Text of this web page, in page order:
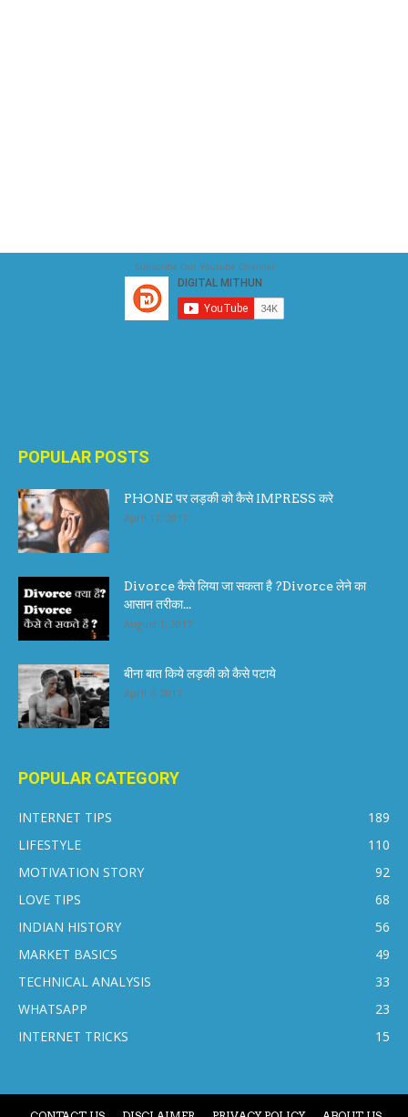
Subscribe Our Youtube Channel
POPULAR POSTS
PHONE पर लड़की को कैसे IMPRESS करे
April 17, 2017
Divorce कैसे लिया जा सकता है ?Divorce लेने का
आसान तरीका...
August 1, 2017
बीना बात किये लड़की को कैसे पटाये
April 6, 2017
POPULAR CATEGORY
INTERNET TIPS
189
LIFESTYLE
110
MOTIVATION STORY
92
LOVE TIPS
68
INDIAN HISTORY
56
MARKET BASICS
49
TECHNICAL ANALYSIS
33
WHATSAPP
23
INTERNET TRICKS
15